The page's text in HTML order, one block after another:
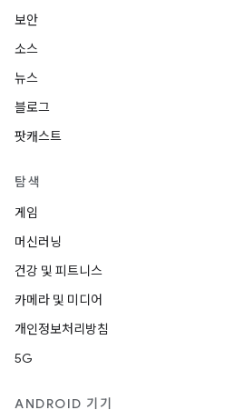
보안
소스
뉴스
블로그
팟캐스트
탐색
게임
머신러닝
건강 및 피트니스
카메라 및 미디어
개인정보처리방침
5G
ANDROID 기기